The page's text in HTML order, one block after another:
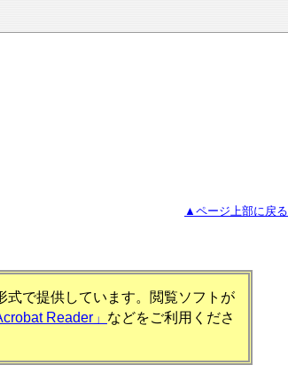
▲ページ上部に戻る
で提供しています。閲覧ソフトが
Reader」 などをご利用くださ